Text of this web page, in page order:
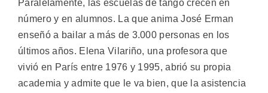
Paralelamente, las escuelas de tango crecen en
número y en alumnos. La que anima José Erman
enseñó a bailar a más de 3.000 personas en los
últimos años. Elena Vilariño, una profesora que
vivió en París entre 1976 y 1995, abrió su propia
academia y admite que le va bien, que la asistencia